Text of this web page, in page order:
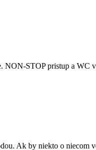
STOP pristup a
Ak by niekto o niecom